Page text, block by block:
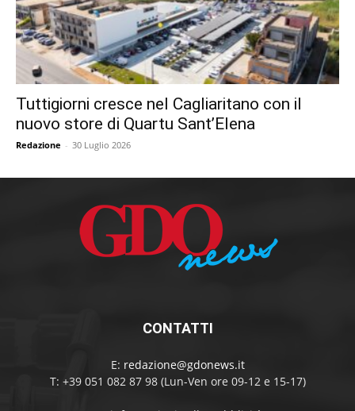
Tuttigiorni cresce nel Cagliaritano con il
nuovo store di Quartu Sant’Elena
Redazione - 30 Luglio 2026
CONTATTI
E: redazione@gdonews.it
T: +39 051 082 87 98 (Lun-Ven ore 09-12 e 15-17)